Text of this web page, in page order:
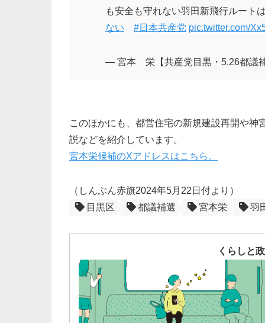
も安全も守れない羽田新飛行ルー
ない
#日本共産党 pic.twitter.com/
— 宮本 栄【共産党目黒・5.26都議
このほかにも、都営住宅の新規建設再開や
説などを紹介しています。
宮本栄候補のXアドレスはこちら。
（しんぶん赤旗2024年5月22日付より）
目黒区
都議補選 宮本栄 羽
くらしと